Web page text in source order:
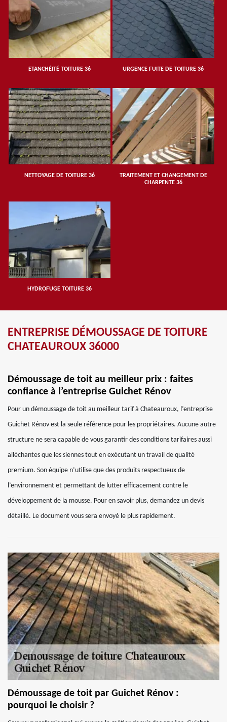
ETANCHÉITÉ TOITURE 36 URGENCE FUITE DE TOITURE 36
NETTOYAGE DE TOITURE 36
TRAITEMENT ET CHANGEMENT DE
CHARPENTE 36
HYDROFUGE TOITURE 36
ENTREPRISE DÉMOUSSAGE DE TOITURE
CHATEAUROUX 36000
Démoussage de toit au meilleur prix : faites
confiance à l’entreprise Guichet Rénov
Pour un démoussage de toit au meilleur tarif à Chateauroux, l’entreprise
Guichet Rénov est la seule référence pour les propriétaires. Aucune autre
structure ne sera capable de vous garantir des conditions tarifaires aussi
alléchantes que les siennes tout en exécutant un travail de qualité
premium. Son équipe n’utilise que des produits respectueux de
l’environnement et permettant de lutter efficacement contre le
développement de la mousse. Pour en savoir plus, demandez un devis
détaillé. Le document vous sera envoyé le plus rapidement.
Démoussage de toit par Guichet Rénov :
pourquoi le choisir ?